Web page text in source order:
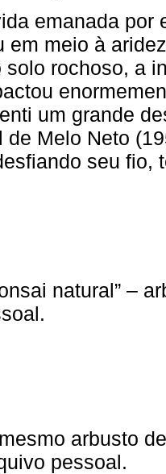
emanada por
em meio à
solo rochoso, a
um grande
de Melo Neto
seu fio,
natural” –
arbusto
pessoal.